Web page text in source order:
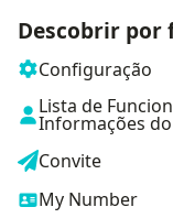
Descobrir por
Configuração
Lista de
Informações
Convite
My Number